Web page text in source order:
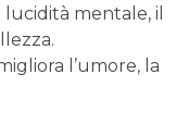
lucidità mentale, il
l’umore, la